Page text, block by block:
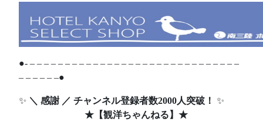
●- – – – – – – – – – – – – – – – – – – – – – – – – – – – – – –
– – – – – –●
✨ ＼ 感謝 ／ チャンネル登録者数2000人突破！ ✨
★ 【観洋ちゃんねる】 ★